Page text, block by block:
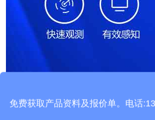
免费获取产品资料及报价单。电话